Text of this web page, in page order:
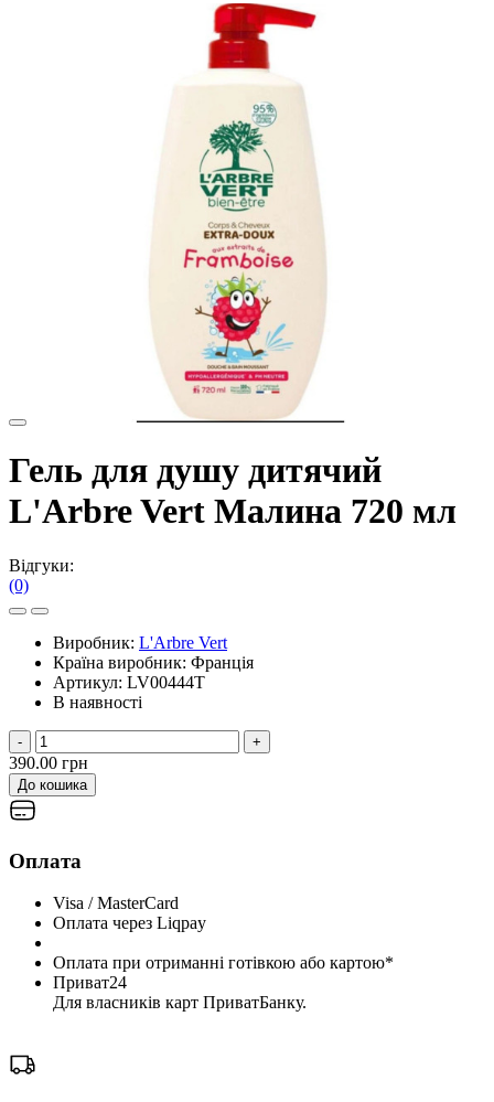
Гель для душу дитячий
L'Arbre Vert Малина 720 мл
Відгуки:
(0)
Виробник: L'Arbre Vert
Країна виробник: Франція
Артикул: LV00444T
В наявності
- +
390.00 грн
До кошика
Оплата
Visa / MasterCard
Оплата через Liqpay
Оплата при отриманні готівкою або картою*
Приват24
Для власників карт ПриватБанку.